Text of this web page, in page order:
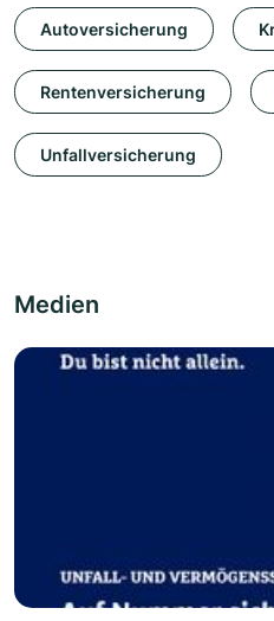
Autoversicherung
Rentenversicherung
Unfallversicherung
Medien